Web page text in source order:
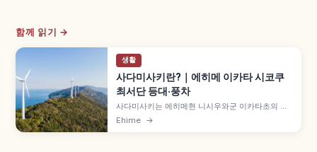
함께 읽기 →
생활
사다미사키란?｜에히메 이카타 시코쿠
최서단 등대·풍차
사다미사키는 에히메현 니시우와군 이카타초의 곶
으로, 시코쿠 최서단의 땅으로 알려져 있습니다. 세
Ehime →